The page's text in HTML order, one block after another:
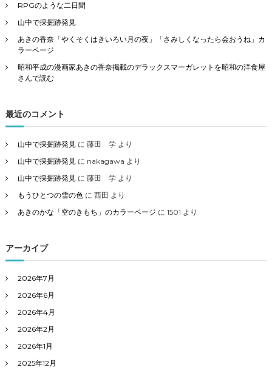
RPGのような二日間
山中で採掘跡発見
あきの香奈「やくそくはきいろい月の夜」「さみしくなったら会おうね」カ
ラーページ
昭和平成の漫画家あきの香奈掲載のデラックスマーガレットを昭和の洋食屋
さんで読む
最近のコメント
山中で採掘跡発見に 藤田 学より
山中で採掘跡発見に nakagawa より
山中で採掘跡発見に 藤田 学より
もうひとつの雪の色に 西田 より
あきのかな「空のきもち」のカラーページ に 1501 より
アーカイブ
2026年7月
2026年6月
2026年4月
2026年2月
2026年1月
2025年12月